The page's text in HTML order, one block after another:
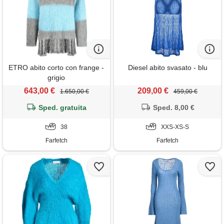
ETRO abito corto con frange -
grigio
643,00 € 1.650,00 €
Sped. gratuita
38
Farfetch
Diesel abito svasato - blu
209,00 € 459,00 €
Sped. 8,00 €
XXS-XS-S
Farfetch